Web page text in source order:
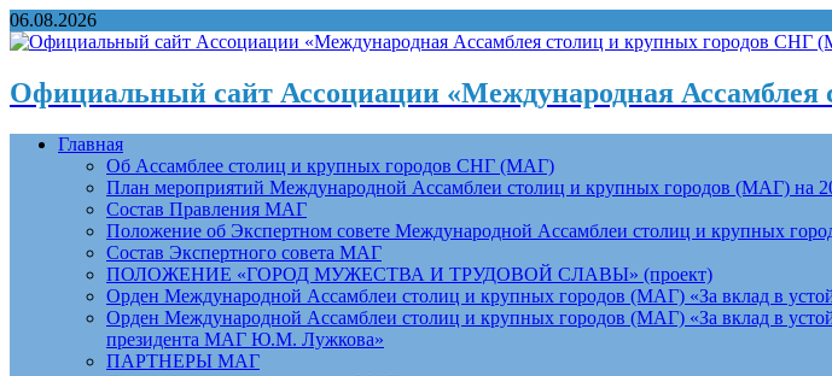
06.08.2026
Официальный сайт Ассоциации «Международная
Главная
Об Ассамблее столиц и крупных городов СНГ (МАГ)
План мероприятий Международной Ассамблеи столиц и крупных городов (МАГ) на
Состав Правления МАГ
Положение об Экспертном совете Международной Ассамблеи столиц и крупных
Состав Экспертного совета МАГ
ПОЛОЖЕНИЕ «ГОРОД МУЖЕСТВА И ТРУДОВОЙ СЛАВЫ» (проект)
Орден Международной Ассамблеи столиц и крупных городов (МАГ) «За вклад в
Орден Международной Ассамблеи столиц и крупных городов (МАГ) «За вклад в
президента МАГ Ю.М. Лужкова»
ПАРТНЕРЫ МАГ